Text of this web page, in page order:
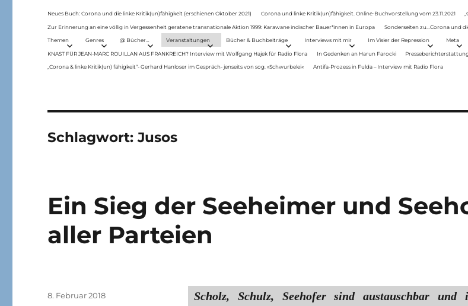
Neues Buch: Corona und die linke Kritik(un)fähigkeit (erschienen Oktober 2021) Corona und linke Kritik(un)fähigkeit. Online-Buchvorstellung vom 23.11.2021
Zur Erinnerung an eine völlig in Vergessenheit geratene transnationale Aktion 1999: Karawane indischer Bauer*innen in Europa Sonderseiten zu…Corona und
Themen Genres @ Bücher… Veranstaltungen Bücher & Buchbeiträge Interviews mit mir Im Visier der Repression Meta
KNAST FÜR JEAN-MARC ROUILLAN AUS FRANKREICH? Interview mit Wolfgang Hajek für Radio Flora In Gedenken an Harun Farocki
„Corona & linke Kritik(un) fähigkeit“- Gerhard Hanloser im Gespräch- jenseits von sog. »Schwurbelei« Antifa-Prozess in Fulda – Interview mit Radio Flora
Schlagwort:Jusos
Ein Sieg der Seeheimer und
aller Parteien
Scholz, Schulz, Seehofer sind austauschbar und
Veröffentlicht
8. Februar 2018